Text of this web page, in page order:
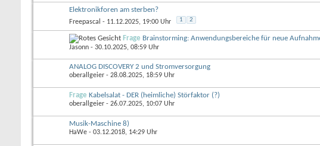
Elektronikforen am sterben?
Freepascal - 11.12.2025, 19:00 Uhr 1 2
Frage Brainstorming: Anwendungsbereiche für neue
Jasonn - 30.10.2025, 08:59 Uhr
ANALOG DISCOVERY 2 und Stromversorgung
oberallgeier - 28.08.2025, 18:59 Uhr
Frage Kabelsalat - DER (heimliche) Störfaktor (?)
oberallgeier - 26.07.2025, 10:07 Uhr
Musik-Maschine 8)
HaWe - 03.12.2018, 14:29 Uhr